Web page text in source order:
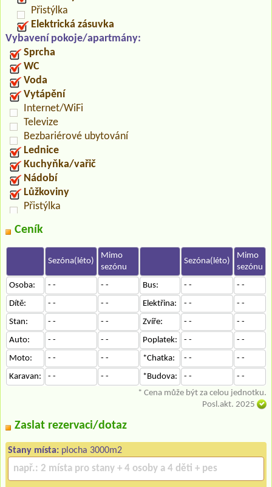
Přistýlka
Elektrická zásuvka
Vybavení pokoje/apartmány:
Sprcha
WC
Voda
Vytápění
Internet/WiFi
Televize
Bezbariérové ubytování
Lednice
Kuchyňka/vařič
Nádobí
Lůžkoviny
Přistýlka
Ceník
Sezóna(léto)
Mimo
sezónu
Sezóna(léto)
Mimo
sezónu
Osoba:
- - - - Bus: - -
- -
Dítě:
- - - - Elektřina: - -
- -
Stan:
- - - - Zvíře: - -
- -
Auto:
- - - - Poplatek: - -
- -
Moto:
- - - - *Chatka: - -
- -
Karavan:
- - - - *Budova: - -
- -
* Cena může být za celou jednotku.
Posl.akt. 2025
Zaslat rezervaci/dotaz
Stany místa: plocha 3000m2